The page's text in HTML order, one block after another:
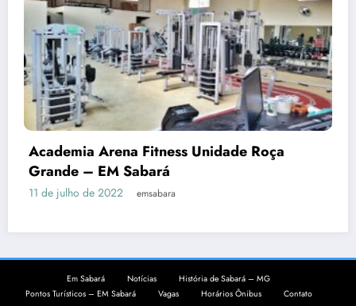
Arena Fitness Unidade Roça
– EM Sabará
de julho de 2022 emsabara
Em Sabará Notícias História de Sabará – MG